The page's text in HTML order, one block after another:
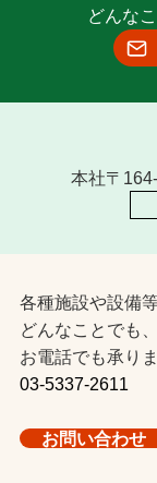
どんな
本社〒
各種施設や設備
どんなことでも
お電話でも承り
03-5337-2611
お問い合わせ